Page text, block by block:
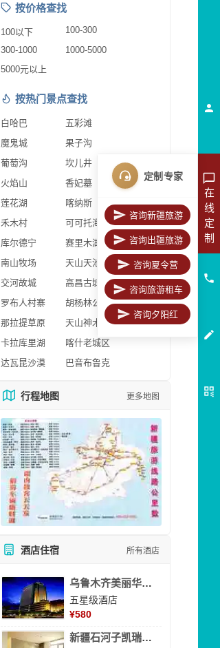
按价格查找
100以下
100-300
300-1000
1000-5000
5000元以上
按热门景点查找
白哈巴
五彩滩
魔鬼城
果子沟
葡萄沟
坎儿井
火焰山
香妃墓
莲花湖
喀纳斯
禾木村
可可托海
库尔德宁
赛里木湖
南山牧场
天山天池
交河故城
高昌古城
罗布人村寨
胡杨林公园
那拉提草原
天山神木园
卡拉库里湖
喀什老城区
达瓦昆沙漠
巴音布鲁克
行程地图 更多地图
酒店住宿 所有酒店
乌鲁木齐美丽华大酒
五星级酒店
¥580
新疆石河子凯瑞酒店
在
线
定
制
定制专家
咨询新疆旅游
咨询出疆旅游
咨询夏令营
咨询旅游租车
咨询夕阳红